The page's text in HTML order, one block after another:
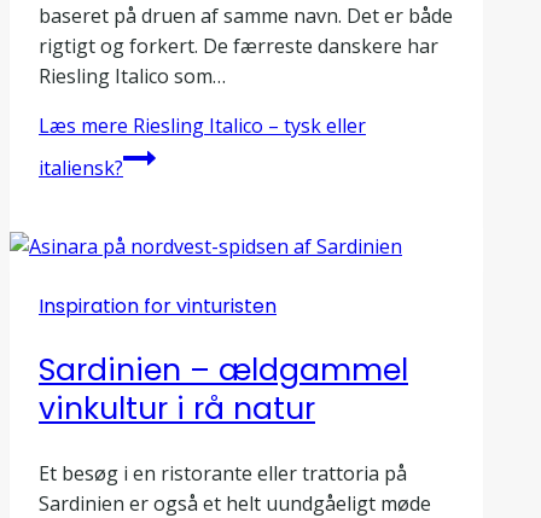
baseret på druen af samme navn. Det er både
rigtigt og forkert. De færreste danskere har
Riesling Italico som…
Læs mere Riesling Italico – tysk eller
italiensk?
Inspiration for vinturisten
Sardinien – ældgammel
vinkultur i rå natur
Et besøg i en ristorante eller trattoria på
Sardinien er også et helt uundgåeligt møde